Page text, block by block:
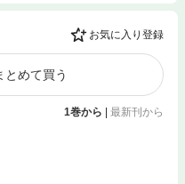
お気に入り登録
とめて買う
1巻から | 最新刊から